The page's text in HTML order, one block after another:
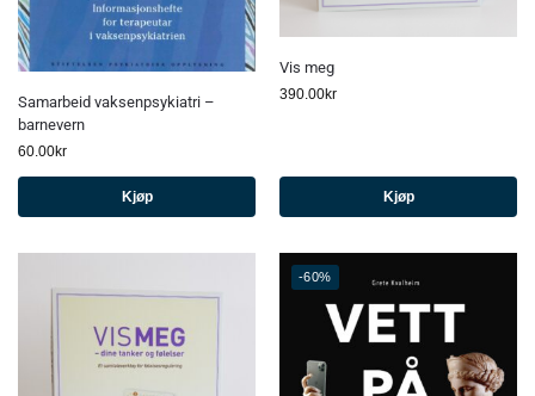
Samarbeid vaksenpsykiatri –
barnevern
60.00kr
Kjøp
Vis meg
390.00kr
Kjøp
-60%